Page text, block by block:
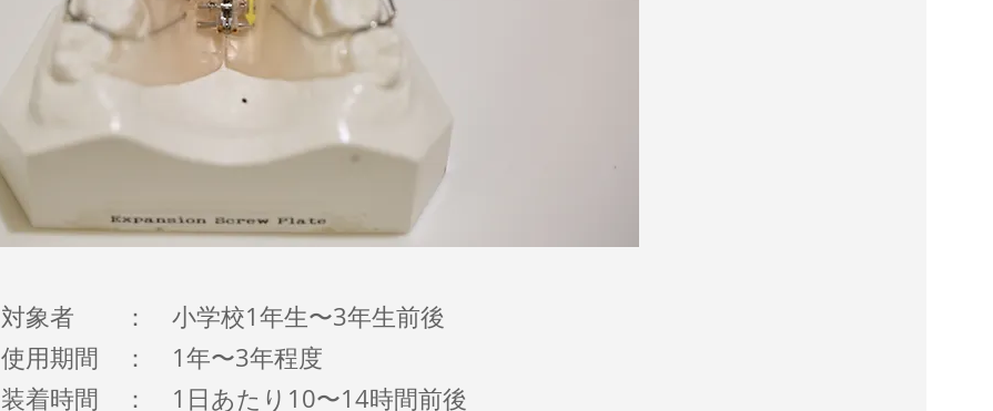
対象者 ： 小学校1年生〜3年生前後
使用期間 ： 1年〜3年程度
装着時間 ： 1日あたり10〜14時間前後​